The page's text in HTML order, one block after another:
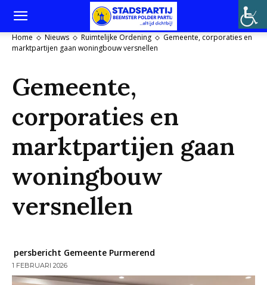
Home Nieuws Ruimtelijke Ordening
Gemeente, corporaties en
marktpartijen gaan woningbouw versnellen
Gemeente,
corporaties en
marktpartijen gaan
woningbouw
versnellen
persbericht Gemeente Purmerend
1 FEBRUARI 2026